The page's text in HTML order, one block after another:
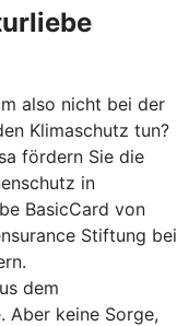
also nicht bei der
Klimaschutz tun?
fördern Sie die
in
BasicCard von
Stiftung bei
dem
Aber keine Sorge,